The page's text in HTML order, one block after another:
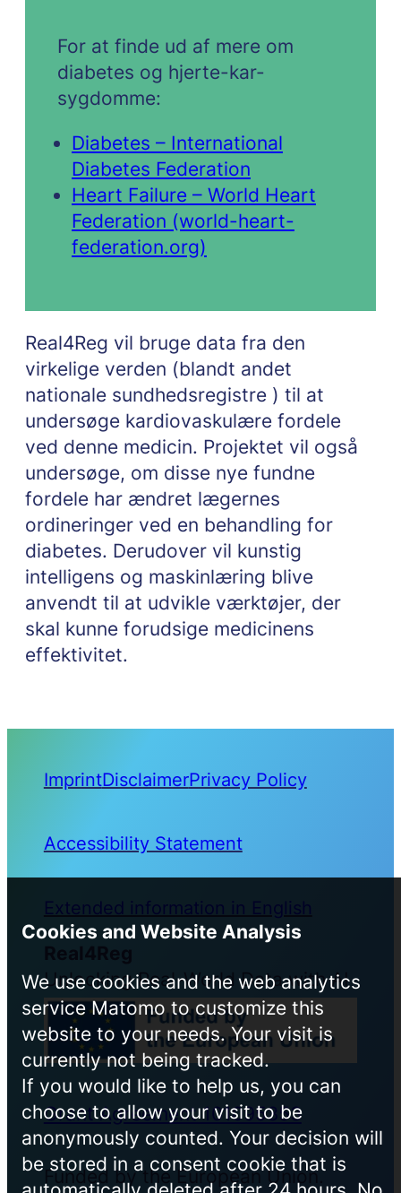
Cookies and Website Analysis
We use cookies and the web analytics
service Matomo to customize this
website to your needs. Your visit is
currently not being tracked.
If you would like to help us, you can
choose to allow your visit to be
anonymously counted. Your decision will
be stored in a consent cookie that is
For at finde ud af mere om
diabetes og hjerte-kar-
sygdomme:
Diabetes – International
Diabetes Federation
Heart Failure – World Heart
Federation (world-heart-
federation.org)
Real4Reg vil bruge data fra den
virkelige verden (blandt andet
nationale sundhedsregistre ) til at
undersøge kardiovaskulære fordele
ved denne medicin. Projektet vil også
undersøge, om disse nye fundne
fordele har ændret lægernes
ordineringer ved en behandling for
diabetes. Derudover vil kunstig
intelligens og maskinlæring blive
anvendt til at udvikle værktøjer, der
skal kunne forudsige medicinens
effektivitet.
ImprintDisclaimerPrivacy Policy
Accessibility Statement
Extended information in English
Unlocking Real-World Data with AI
Grant Agreement 101095353
Funded by the European Union.